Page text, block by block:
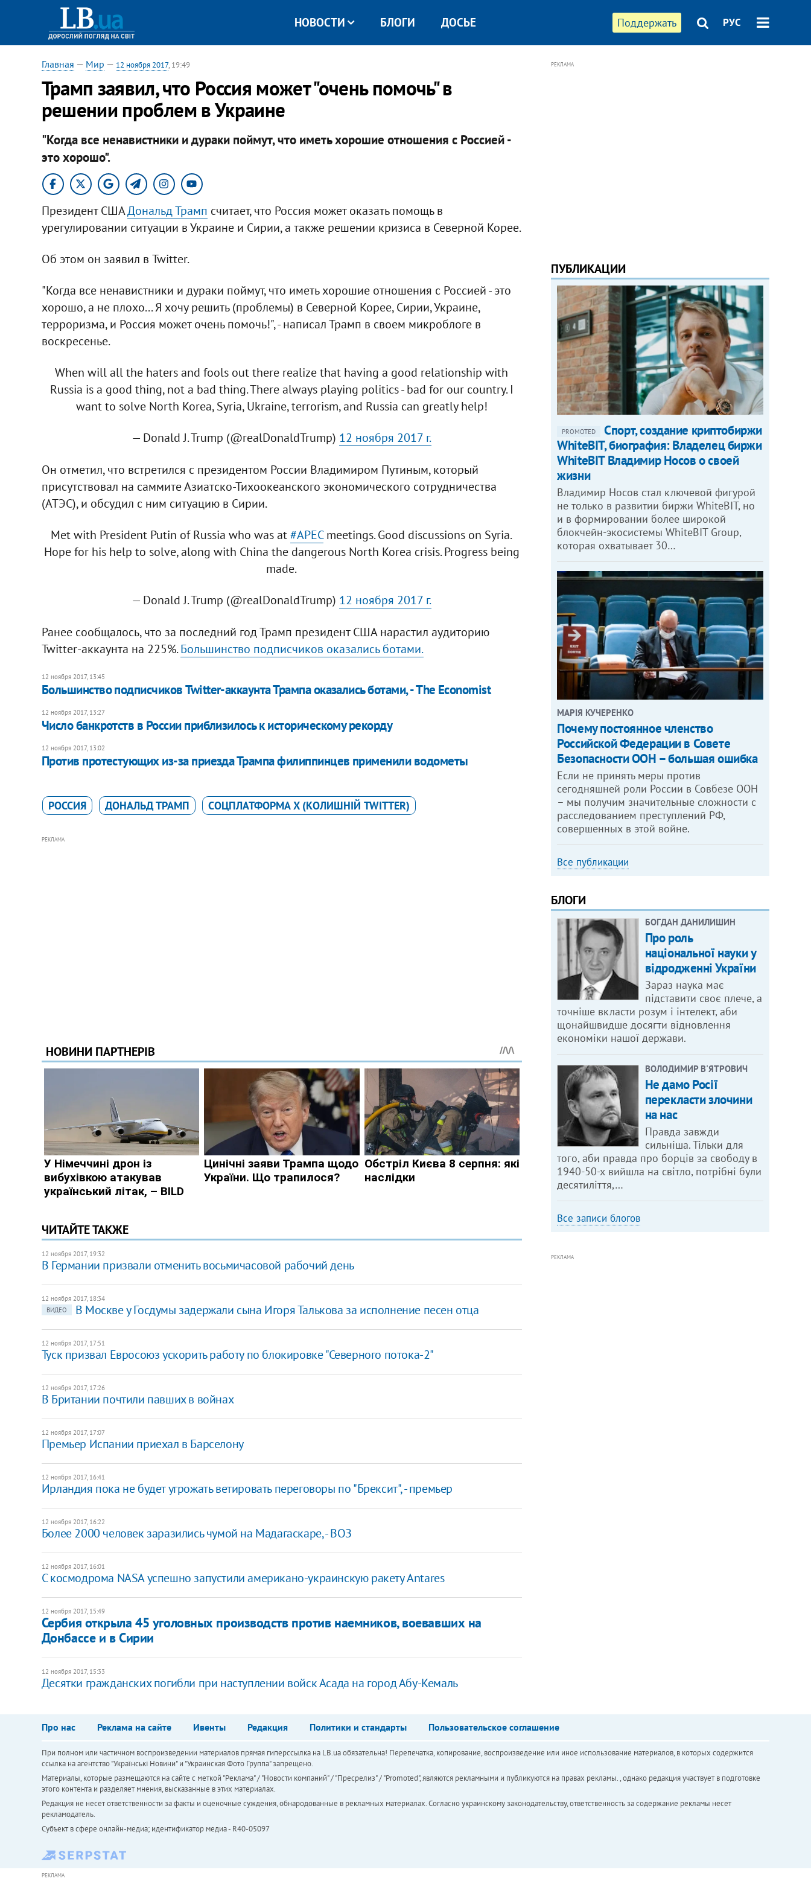
Поддержать РУС
НОВОСТИ БЛОГИ ДОСЬЕ
Главная — Мир — 12 ноября 2017, 19:49
Трамп заявил, что Россия может "очень помочь" в
решении проблем в Украине
"Когда все ненавистники и дураки поймут, что иметь хорошие отношения с Россией -
это хорошо".
Президент СШАДональд Трамп считает, что Россия может оказать помощь в
урегулировании ситуации в Украине и Сирии, а также решении кризиса в Северной Корее.
Об этом он заявил в Twitter.
"Когда все ненавистники и дураки поймут, что иметь хорошие отношения с Россией - это
хорошо, а не плохо... Я хочу решить (проблемы) в Северной Корее, Сирии, Украине,
терроризма, и Россия может очень помочь!", - написал Трамп в своем микроблоге в
воскресенье.
When will all the haters and fools out there realize that having a good relationship with
Russia is a good thing, not a bad thing. There always playing politics - bad for our country. I
want to solve North Korea, Syria, Ukraine, terrorism, and Russia can greatly help!
— Donald J. Trump (@realDonaldTrump) 12 ноября 2017 г.
Он отметил, что встретился с президентом России Владимиром Путиным, который
присутствовал на саммите Азиатско-Тихоокеанского экономического сотрудничества
(АТЭС), и обсудил с ним ситуацию в Сирии.
Met with President Putin of Russia who was at#APECmeetings. Good discussions on Syria.
Hope for his help to solve, along with China the dangerous North Korea crisis. Progress being
made.
— Donald J. Trump (@realDonaldTrump) 12 ноября 2017 г.
Ранее сообщалось, что за последний год Трамп президент США нарастил аудиторию
Twitter-аккаунта на 225%.Большинство подписчиков оказались ботами.
12 ноября 2017, 13:45
Большинство подписчиков Twitter-аккаунта Трампа оказались ботами, - The Economist
12 ноября 2017, 13:27
Число банкротств в России приблизилось к историческому рекорду
12 ноября 2017, 13:02
Против протестующих из-за приезда Трампа филиппинцев применили водометы
РОССИЯ ДОНАЛЬД ТРАМП CОЦПЛАТФОРМА X (КОЛИШНІЙ TWITTER)
РЕКЛАМА
ЧИТАЙТЕ ТАКЖЕ
12 ноября 2017, 19:32
В Германии призвали отменить восьмичасовой рабочий день
12 ноября 2017, 18:34
ВИДЕО
В Москве у Госдумы задержали сына Игоря Талькова за исполнение песен отца
12 ноября 2017, 17:51
Туск призвал Евросоюз ускорить работу по блокировке "Северного потока-2"
12 ноября 2017, 17:26
В Британии почтили павших в войнах
12 ноября 2017, 17:07
​Премьер Испании приехал в Барселону
12 ноября 2017, 16:41
Ирландия пока не будет угрожать ветировать переговоры по "Брексит", - премьер
12 ноября 2017, 16:22
Более 2000 человек заразились чумой на Мадагаскаре, - ВОЗ
12 ноября 2017, 16:01
С космодрома NASA успешно запустили американо-украинскую ракету Antares
12 ноября 2017, 15:49
Сербия открыла 45 уголовных производств против наемников, воевавших на
Донбассе и в Сирии
12 ноября 2017, 15:33
Десятки гражданских погибли при наступлении войск Асада на город Абу-Кемаль
РЕКЛАМА
ПУБЛИКАЦИИ
PROMOTED
Спорт, создание криптобиржи
WhiteBIT, биография: Владелец биржи
WhiteBIT Владимир Носов о своей
жизни
Владимир Носов стал ключевой фигурой
не только в развитии биржи WhiteBIT, но
и в формировании более широкой
блокчейн-экосистемы WhiteBIT Group,
которая охватывает 30…
МАРІЯ КУЧЕРЕНКО
​Почему постоянное членство
Российской Федерации в Совете
Безопасности ООН – большая ошибка
Если не принять меры против
сегодняшней роли России в Совбезе ООН
– мы получим значительные сложности с
расследованием преступлений РФ,
совершенных в этой войне.
Все публикации
БЛОГИ
БОГДАН ДАНИЛИШИН
Про роль
національної науки у
відродженні України
Зараз наука має
підставити своє плече, а
точніше вкласти розум і інтелект, аби
щонайшвидше досягти відновлення
економіки нашої держави.
ВОЛОДИМИР В'ЯТРОВИЧ
Не дамо Росії
перекласти злочини
на нас
Правда завжди
сильніша. Тільки для
того, аби правда про борців за свободу в
1940-50-х вийшла на світло, потрібні були
десятиліття,…
Все записи блогов
РЕКЛАМА
Про нас Реклама на сайте Ивенты Редакция Политики и стандарты Пользовательское соглашение
При полном или частичном воспроизведении материалов прямая гиперссылка на LB.ua обязательна! Перепечатка, копирование, воспроизведение или иное использование материалов, в которых содержится
ссылка на агентство "Українськi Новини" и "Украинская Фото Группа" запрещено.
Материалы, которые размещаются на сайте с меткой "Реклама" / "Новости компаний" / "Пресрелиз" / "Promoted", являются рекламными и публикуются на правах рекламы. , однако редакция участвует в подготовке
этого контента и разделяет мнения, высказанные в этих материалах.
Редакция не несет ответственности за факты и оценочные суждения, обнародованные в рекламных материалах. Согласно украинскому законодательству, ответственность за содержание рекламы несет
рекламодатель.
Субъект в сфере онлайн-медиа; идентификатор медиа - R40-05097
РЕКЛАМА